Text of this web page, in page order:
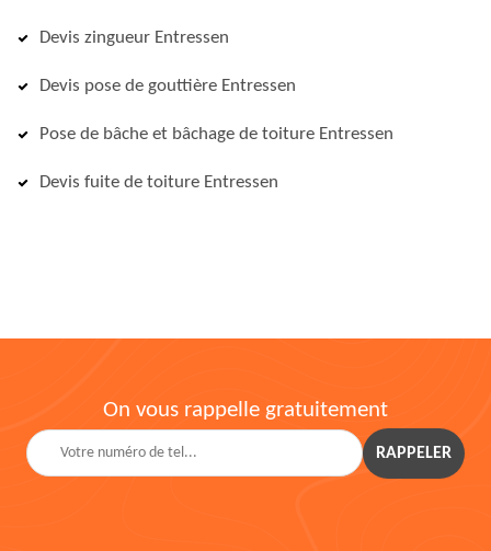
Devis zingueur Entressen
Devis pose de gouttière Entressen
Pose de bâche et bâchage de toiture Entressen
Devis fuite de toiture Entressen
On vous rappelle gratuitement